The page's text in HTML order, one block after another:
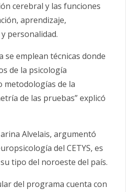
cerebral y las funciones
aprendizaje,
personalidad.
se emplean técnicas donde
de la psicología
metodologías de la
de las pruebas” explicó
Alvelais, argumentó
del CETYS, es
tipo del noroeste del país.
del programa cuenta con